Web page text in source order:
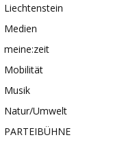
Liechtenstein
Medien
meine:zeit
Mobilität
Musik
Natur/Umwelt
PARTEIBÜHNE